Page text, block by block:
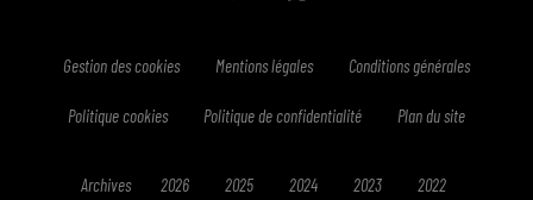
Gestion des cookies Mentions légales Conditions générales
Politique cookies Politique de confidentialité Plan du site
Archives 2026 2025 2024 2023 2022